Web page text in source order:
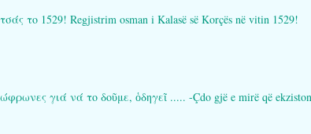
το 1529! Regjistrim osman i Kalasë së Korçës në vitin 1529!
γιά νά το δοῦμε, ὁδηγεῖ ..... -Çdo gjë e mirë që ekziston